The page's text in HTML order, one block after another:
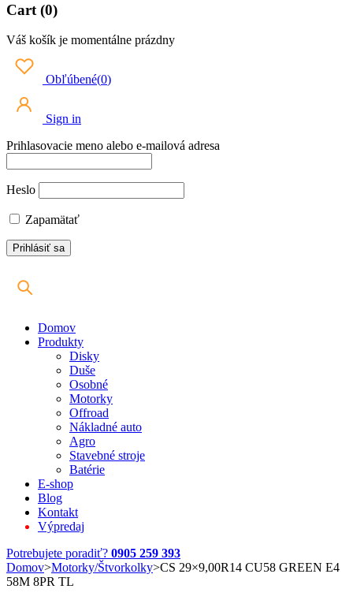
Cart (0)
Váš košík je momentálne prázdny
Obľúbené(0)
Sign in
Prihlasovacie meno alebo e-mailová adresa
Heslo
Zapamätať
Domov
Produkty
Disky
Duše
Osobné
Motorky
Offroad
Nákladné auto
Agro
Stavebné stroje
Batérie
E-shop
Blog
Kontakt
Výpredaj
Potrebujete poradiť? 0905 259 393
Domov>Motorky/Štvorkolky>CS 29×9,00R14 CU58 GREEN E4
58M 8PR TL